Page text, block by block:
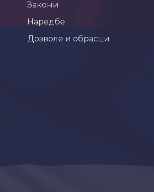
Закони
Наредбе
Дозволе и обрасци